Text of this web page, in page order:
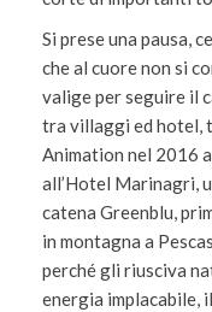
Si prese una pausa,
che al cuore non si
valige per seguire il
tra villaggi ed hotel,
Animation nel 2016
all’Hotel Marinagri,
catena Greenblu,
in montagna a
perché gli riusciva
energia implacabile,